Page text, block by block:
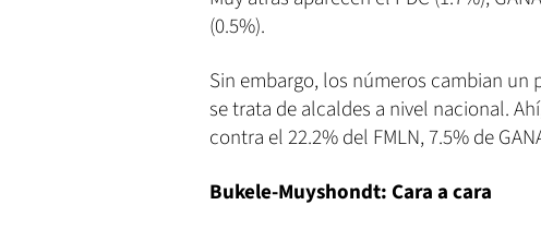
(0.5%).
Sin embargo, los números cambian
se trata de alcaldes a nivel nacional.
contra el 22.2% del FMLN, 7.5% de
Bukele-Muyshondt: Cara a cara